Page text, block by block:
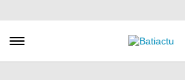
au
principal
Toggle navigation